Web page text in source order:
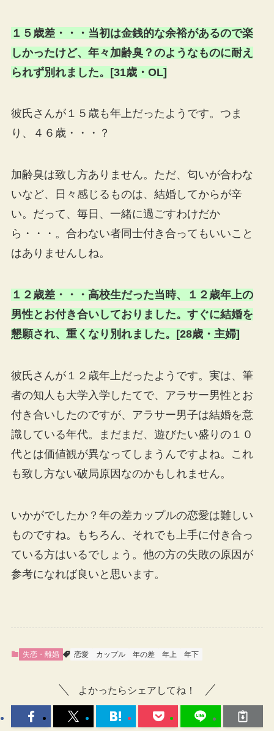
１５歳差・・・当初は金銭的な余裕があるので楽
しかったけど、年々加齢臭？のようなものに耐え
られず別れました。[31歳・OL]
彼氏さんが１５歳も年上だったようです。つま
り、４６歳・・・？
加齢臭は致し方ありません。ただ、匂いが合わな
いなど、日々感じるものは、結婚してからが辛
い。だって、毎日、一緒に過ごすわけだか
ら・・・。合わない者同士付き合ってもいいこと
はありませんしね。
１２歳差・・・高校生だった当時、１２歳年上の
男性とお付き合いしておりました。すぐに結婚を
懇願され、重くなり別れました。[28歳・主婦]
彼氏さんが１２歳年上だったようです。実は、筆
者の知人も大学入学したてで、アラサー男性とお
付き合いしたのですが、アラサー男子は結婚を意
識している年代。まだまだ、遊びたい盛りの１０
代とは価値観が異なってしまうんですよね。これ
も致し方ない破局原因なのかもしれません。
いかがでしたか？年の差カップルの恋愛は難しい
ものですね。もちろん、それでも上手に付き合っ
ている方はいるでしょう。他の方の失敗の原因が
参考になれば良いと思います。
失恋・離婚 恋愛 カップル 年の差 年上 年下
よかったらシェアしてね！